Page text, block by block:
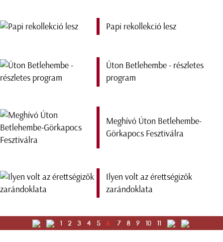
Papi rekollekció lesz
Úton Betlehembe - részletes
program
Meghívó Úton Betlehembe-
Görkapocs Fesztiválra
Ilyen volt az érettségizők
zarándoklata
1 2 3 4 5 6 7 8 9 10 11